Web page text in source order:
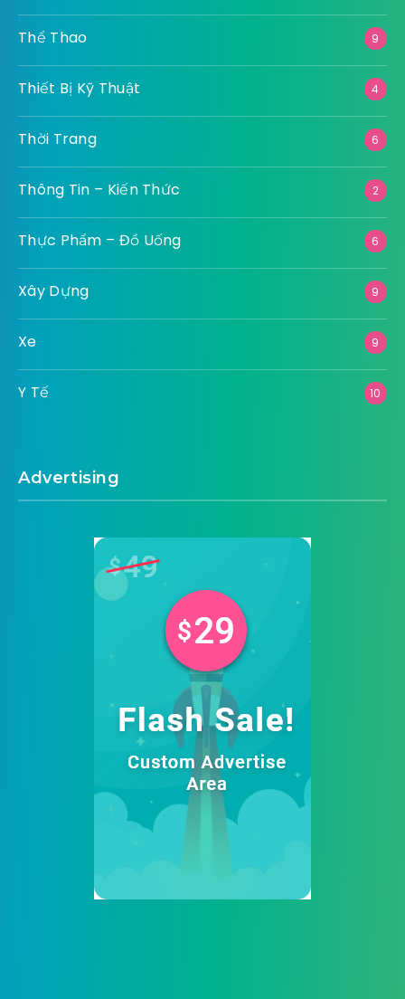
Thể Thao 9
Thiết Bị Kỹ Thuật 4
Thời Trang 6
Thông Tin – Kiến Thức 2
Thực Phẩm – Đồ Uống 6
Xây Dựng 9
Xe 9
Y Tế 10
Advertising